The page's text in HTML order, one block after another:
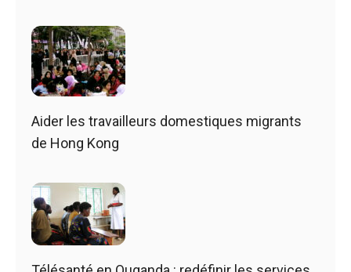
Aider les travailleurs domestiques migrants
de Hong Kong